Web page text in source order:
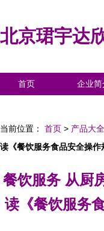
北京珺宇达
首页 企业简
当前位置： 首页 > 产品大全
读《餐饮服务食品安全操作
餐饮服务 从厨
读《餐饮服务